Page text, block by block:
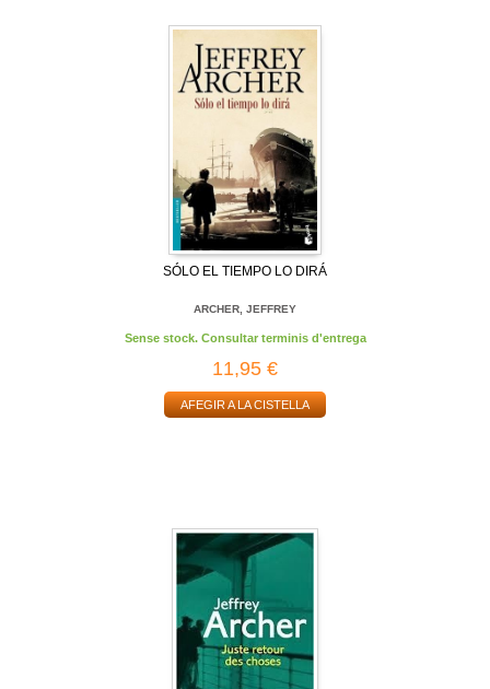
SÓLO EL TIEMPO LO DIRÁ
ARCHER, JEFFREY
Sense stock. Consultar terminis d'entrega
11,95 €
AFEGIR A LA CISTELLA